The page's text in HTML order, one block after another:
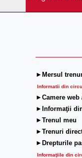
►Mersul
Informatii din
►Camere web
►Informaţii
►Trenul meu
►Trenuri
►Drepturile
Informaţiile din